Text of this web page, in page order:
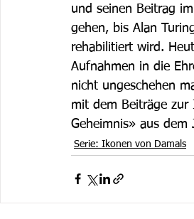
und seinen Beitrag
gehen, bis Alan
rehabilitiert wird.
Aufnahmen in die
nicht ungeschehen
mit dem Beiträge zur
Geheimnis» aus
Serie: Ikonen von Damals